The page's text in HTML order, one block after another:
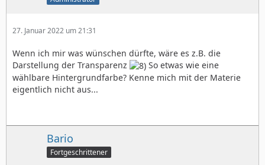
27. Januar 2022 um 21:31
Wenn ich mir was wünschen dürfte, wäre es z.B. die
Darstellung der Transparenz
So etwas wie eine
wählbare Hintergrundfarbe? Kenne mich mit der Materie
eigentlich nicht aus...
Bario
Fortgeschrittener